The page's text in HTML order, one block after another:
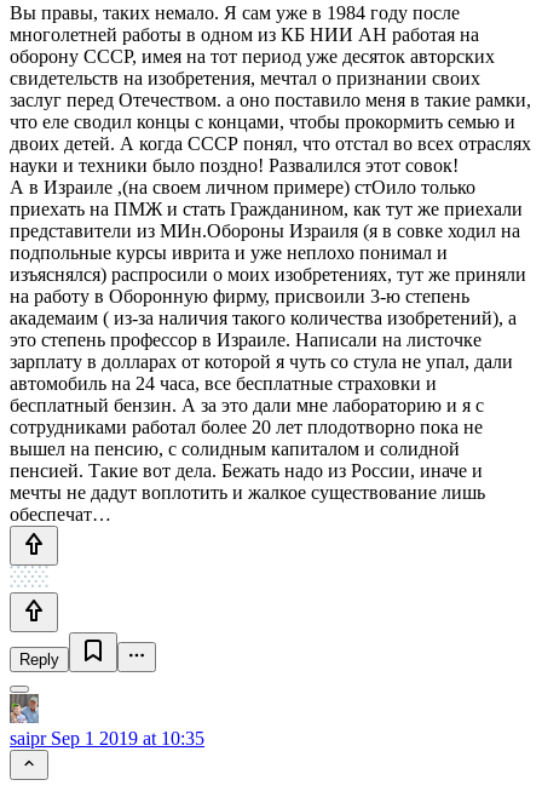
Вы правы, таких немало. Я сам уже в 1984 году после
многолетней работы в одном из КБ НИИ АН работая на
оборону СССР, имея на тот период уже десяток авторских
свидетельств на изобретения, мечтал о признании своих
заслуг перед Отечеством. а оно поставило меня в такие рамки,
что еле сводил концы с концами, чтобы прокормить семью и
двоих детей. А когда СССР понял, что отстал во всех отраслях
науки и техники было поздно! Развалился этот совок!
А в Израиле ,(на своем личном примере) стОило только
приехать на ПМЖ и стать Гражданином, как тут же приехали
представители из МИн.Обороны Израиля (я в совке ходил на
подпольные курсы иврита и уже неплохо понимал и
изъяснялся) распросили о моих изобретениях, тут же приняли
на работу в Оборонную фирму, присвоили 3-ю степень
академаим ( из-за наличия такого количества изобретений), а
это степень профессор в Израиле. Написали на листочке
зарплату в долларах от которой я чуть со стула не упал, дали
автомобиль на 24 часа, все бесплатные страховки и
бесплатный бензин. А за это дали мне лабораторию и я с
сотрудниками работал более 20 лет плодотворно пока не
вышел на пенсию, с солидным капиталом и солидной
пенсией. Такие вот дела. Бежать надо из России, иначе и
мечты не дадут воплотить и жалкое существование лишь
обеспечат…
Reply
saiprSep 1 2019 at 10:35